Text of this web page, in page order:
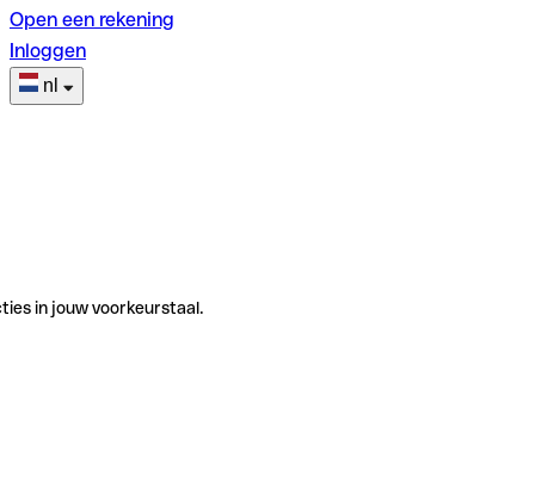
Open een rekening
Inloggen
nl
in jouw voorkeurstaal.